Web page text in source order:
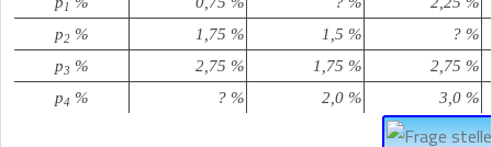
1
p2% 1,75 % 1,5 %
? %
p3 % 2,75 % 1,75 %
2,75 %
p4 % ? % 2,0 % 3,0 %